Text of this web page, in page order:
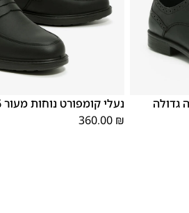
גדולה
נעלי קומפורט נוחות מעור 11016 שחור
360.00 ₪